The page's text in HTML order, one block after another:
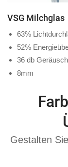
VSG Milchglas
63%
52%
36 db
8mm
Gestalten